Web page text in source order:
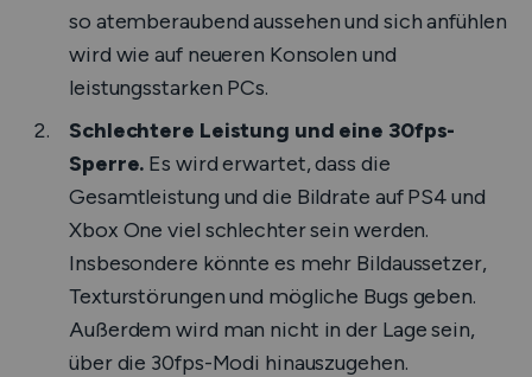
so atemberaubend aussehen und sich anfühlen
wird wie auf neueren Konsolen und
leistungsstarken PCs.
Schlechtere Leistung und eine 30fps-
Sperre. Es wird erwartet, dass die
Gesamtleistung und die Bildrate auf PS4 und
Xbox One viel schlechter sein werden.
Insbesondere könnte es mehr Bildaussetzer,
Texturstörungen und mögliche Bugs geben.
Außerdem wird man nicht in der Lage sein,
über die 30fps-Modi hinauszugehen.